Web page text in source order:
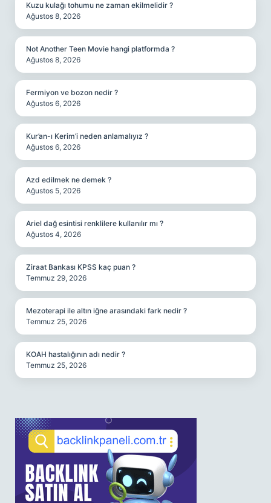
Kuzu kulağı tohumu ne zaman ekilmelidir ?
Ağustos 8, 2026
Not Another Teen Movie hangi platformda ?
Ağustos 8, 2026
Fermiyon ve bozon nedir ?
Ağustos 6, 2026
Kur’an-ı Kerim’i neden anlamalıyız ?
Ağustos 6, 2026
Azd edilmek ne demek ?
Ağustos 5, 2026
Ariel dağ esintisi renklilere kullanılır mı ?
Ağustos 4, 2026
Ziraat Bankası KPSS kaç puan ?
Temmuz 29, 2026
Mezoterapi ile altın iğne arasındaki fark nedir ?
Temmuz 25, 2026
KOAH hastalığının adı nedir ?
Temmuz 25, 2026